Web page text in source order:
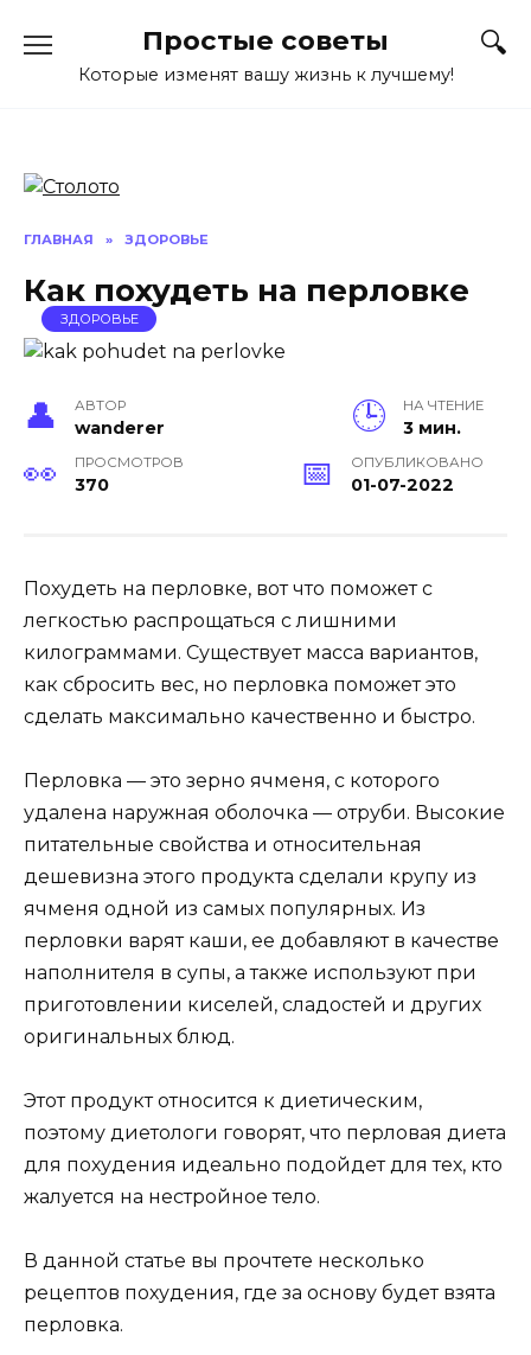
содержанию
Простые советы
Которые изменят вашу жизнь к лучшему!
ГЛАВНАЯ » ЗДОРОВЬЕ
Как похудеть на перловке
ЗДОРОВЬЕ
АВТОР
wanderer
НА ЧТЕНИЕ
3 мин.
ПРОСМОТРОВ
370
ОПУБЛИКОВАНО
01-07-2022
Похудеть на перловке, вот что поможет с
легкостью распрощаться с лишними
килограммами. Существует масса вариантов,
как сбросить вес, но перловка поможет это
сделать максимально качественно и быстро.
Перловка — это зерно ячменя, с которого
удалена наружная оболочка — отруби. Высокие
питательные свойства и относительная
дешевизна этого продукта сделали крупу из
ячменя одной из самых популярных. Из
перловки варят каши, ее добавляют в качестве
наполнителя в супы, а также используют при
приготовлении киселей, сладостей и других
оригинальных блюд.
Этот продукт относится к диетическим,
поэтому диетологи говорят, что перловая диета
для похудения идеально подойдет для тех, кто
жалуется на нестройное тело.
В данной статье вы прочтете несколько
рецептов похудения, где за основу будет взята
перловка.